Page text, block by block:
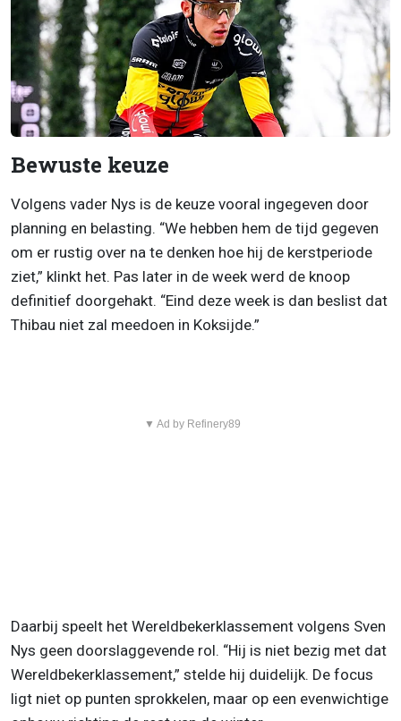
Bewuste keuze
Volgens vader Nys is de keuze vooral ingegeven door
planning en belasting. “We hebben hem de tijd gegeven
om er rustig over na te denken hoe hij de kerstperiode
ziet,” klinkt het. Pas later in de week werd de knoop
definitief doorgehakt. “Eind deze week is dan beslist dat
Thibau niet zal meedoen in Koksijde.”
▼ Ad by Refinery89
Daarbij speelt het Wereldbekerklassement volgens Sven
Nys geen doorslaggevende rol. “Hij is niet bezig met dat
Wereldbekerklassement,” stelde hij duidelijk. De focus
ligt niet op punten sprokkelen, maar op een evenwichtige